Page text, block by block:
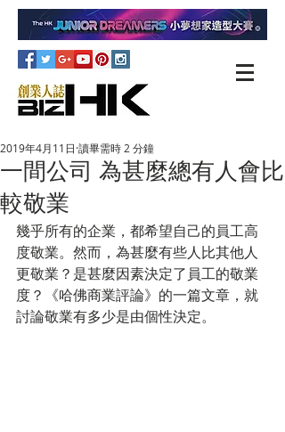
一間公司 為甚麼總有人會比
較敬業
2019年4月11日 讀畢需時 2 分鐘
幾乎所有的企業，都希望自己的員工高
度敬業。然而，為甚麼有些人比其他人
更敬業？是甚麼因素決定了員工的敬業
度？《哈佛商業評論》的一篇文章，就
討論敬業有多少是由個性決定。